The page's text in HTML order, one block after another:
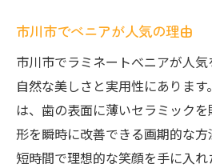
市川市でべニアが人気の理由
市川市でラミネートべニアが人
自然な美しさと実用性にありま
は、歯の表面に薄いセラミック
形を瞬時に改善できる画期的な方
短時間で理想的な笑顔を手に入